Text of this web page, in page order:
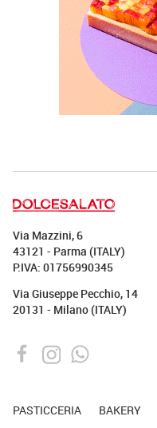
Via Mazzini, 6
43121 - Parma (ITALY)
P.IVA: 01756990345
Via Giuseppe Pecchio, 14
20131 - Milano (ITALY)
PASTICCERIA BAKERY